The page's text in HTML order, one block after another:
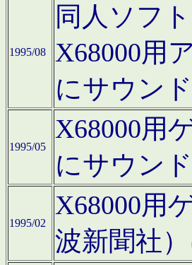
1995/08
同人ソフ
X68000用
にサウン
1995/05
X68000用
にサウン
1995/02
X68000用
波新聞社